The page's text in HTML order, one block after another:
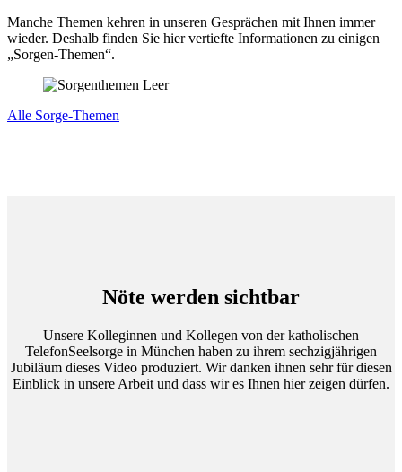
Manche Themen kehren in unseren Gesprächen mit Ihnen immer
wieder. Deshalb finden Sie hier vertiefte Informationen zu einigen
„Sorgen-Themen“.
Alle Sorge-Themen
Nöte werden sichtbar
Unsere Kolleginnen und Kollegen von der katholischen
TelefonSeelsorge in München haben zu ihrem sechzigjährigen
Jubiläum dieses Video produziert. Wir danken ihnen sehr für diesen
Einblick in unsere Arbeit und dass wir es Ihnen hier zeigen dürfen.